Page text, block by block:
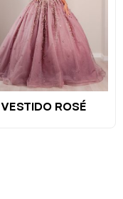
VESTIDO ROSÉ